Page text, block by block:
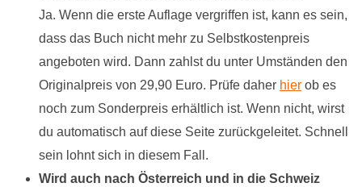
Ja. Wenn die erste Auflage vergriffen ist, kann es sein,
dass das Buch nicht mehr zu Selbstkostenpreis
angeboten wird. Dann zahlst du unter Umständen den
Originalpreis von 29,90 Euro. Prüfe daher hier ob es
noch zum Sonderpreis erhältlich ist. Wenn nicht, wirst
du automatisch auf diese Seite zurückgeleitet. Schnell
sein lohnt sich in diesem Fall.
Wird auch nach Österreich und in die Schweiz